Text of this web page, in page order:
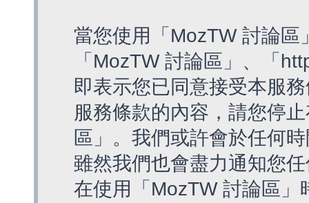
當您使用「MozTW 討論
「MozTW 討論區」、「
即表示您已同意接受本服
服務條款的內容，請您停
區」。我們或許會於任何
雖然我們也會盡力通知您
在使用「MozTW 討論區